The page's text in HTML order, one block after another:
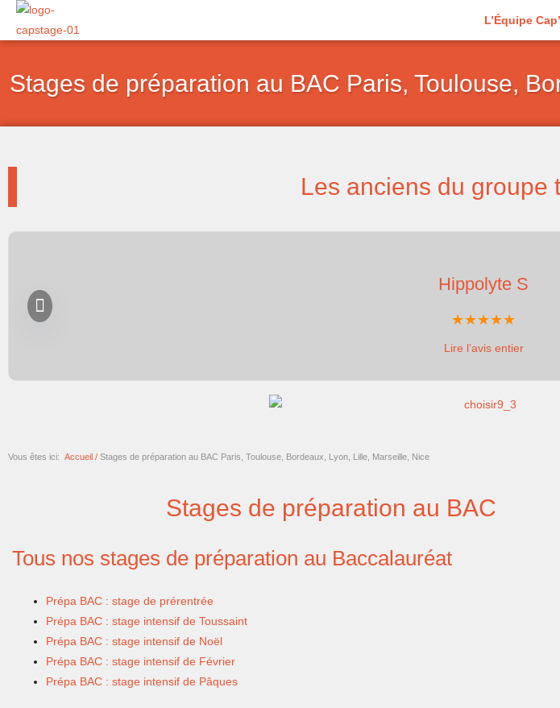
Aller
L’Équipe
Stages de préparation au BAC Paris, Toulouse,
Les anciens du groupe
Hippolyte S
Lire l’avis entier
Vous êtes ici: Accueil / Stages de préparation au BAC Paris, Toulouse, Bordeaux, Lyon, Lille, Marseille, Nice
Stages de préparation au BAC
Tous nos stages de préparation au Baccalauréat
Prépa BAC : stage de prérentrée
Prépa BAC : stage intensif de Toussaint
Prépa BAC : stage intensif de Noël
Prépa BAC : stage intensif de Février
Prépa BAC : stage intensif de Pâques